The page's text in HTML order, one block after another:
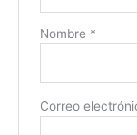
Nombre *
Correo